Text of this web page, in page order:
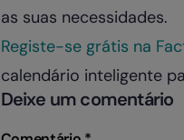
as suas necessidades.
Registe-se grátis na
calendário inteligente
Deixe um comentário